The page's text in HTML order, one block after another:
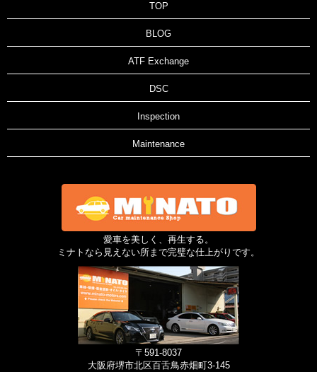
TOP
BLOG
ATF Exchange
DSC
Inspection
Maintenance
愛車を美しく、再生する。
ミナトなら見えない所まで完璧な仕上がりです。
〒591-8037
大阪府堺市北区百舌鳥赤畑町3-145